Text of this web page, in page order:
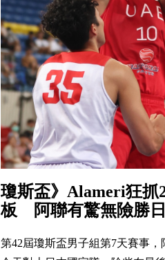
瓊斯盃》Alameri狂抓
板 阿聯有驚無險勝
第42屆瓊斯盃男子組第7天賽事，